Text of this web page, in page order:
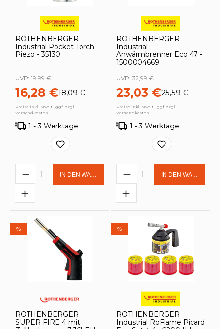
ROTHENBERGER
Industrial Pocket Torch
Piezo - 35130
16,28 €18,09 €
UVP: 19,99 €
Preise inkl. MwSt., ggf. zzgl.
Versandkosten
1 - 3 Werktage
Produkt Anzahl: Gib den
IN DEN WARENKORB
ROTHENBERGER
Industrial
Anwärmbrenner Eco 47 -
1500004669
23,03 €25,59 €
UVP: 32,99 €
Preise inkl. MwSt., ggf. zzgl.
Versandkosten
1 - 3 Werktage
Produkt Anzahl:
IN DEN
%
ROTHENBERGER
SUPER FIRE 4 mit
%
ROTHENBERGER
Industrial RoFlame Picard